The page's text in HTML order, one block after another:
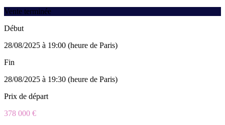
Vente terminée
Début
28/08/2025 à 19:00 (heure de Paris)
Fin
28/08/2025 à 19:30 (heure de Paris)
Prix de départ
378 000 €